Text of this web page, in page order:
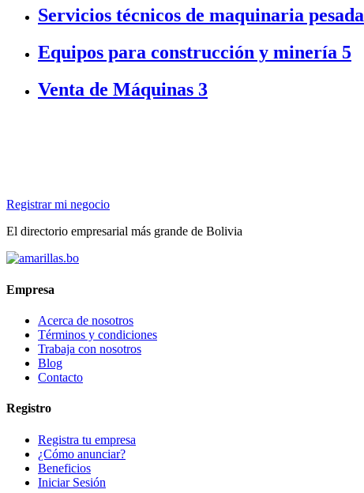
Servicios técnicos de maquinaria pesada
Equipos para construcción y minería 5
Venta de Máquinas 3
Registrar mi negocio
El directorio empresarial más grande de Bolivia
Empresa
Acerca de nosotros
Términos y condiciones
Trabaja con nosotros
Blog
Contacto
Registro
Registra tu empresa
¿Cómo anunciar?
Beneficios
Iniciar Sesión